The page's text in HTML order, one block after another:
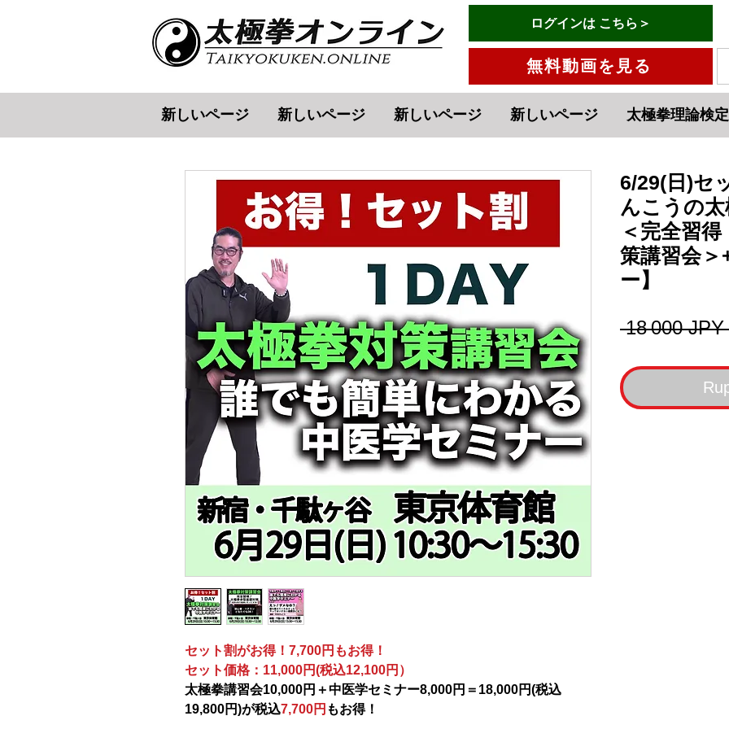
有料会員ログインはこちら→
ログインは こちら＞
無料動画を見る
新しいページ 新しいページ 新しいページ 新しいページ 太極拳理論検定
セット割がお得！7,700円もお得！
セット価格：11,000円(税込12,100円）
太極拳講習会10,000円＋中医学セミナー8,000円＝18,000円(税込
19,800円)が税込7,700円 もお得！
6/29(日)セ
んこうの太
＜完全習
策講習会＞
ー】
18 000 JPY